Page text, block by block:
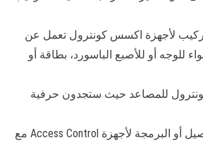
لأجهزة اكسس كونترول تعمل عن
للوجه أو للأصبع الباسورد، بطاقة أو
للمصاعد حيث ستجدون حرفية
نقدم اعمال التوصيل أو البرمجة لأجهزة Access Control مع